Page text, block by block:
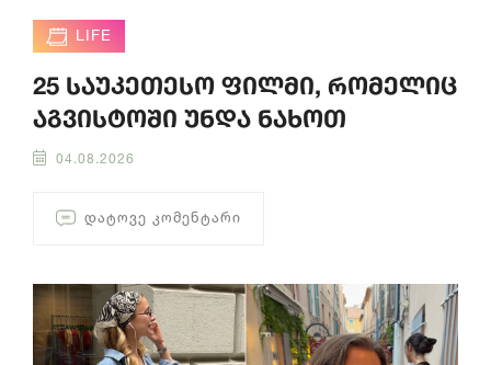
LIFE
25 საუკეთესო ფილმი, რომელიც
აგვისტოში უნდა ნახოთ
04.08.2026
ᲓᲐᲢᲝᲕᲔ ᲙᲝᲛᲔᲜᲢᲐᲠᲘ